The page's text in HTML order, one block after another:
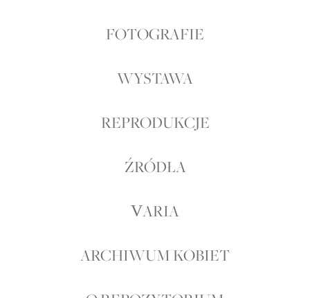
FOTOGRAFIE
WYSTAWA
REPRODUKCJE
ŹRÓDŁA
VARIA
ARCHIWUM KOBIET